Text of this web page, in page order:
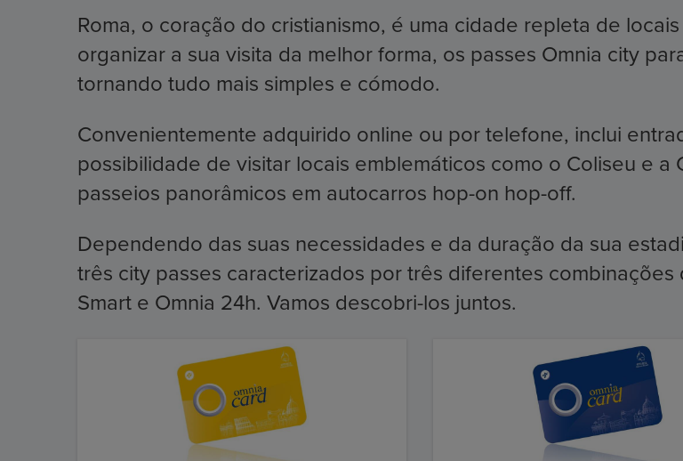
Roma, o coração do cristianismo, é uma cidade repleta de
organizar a sua visita da melhor forma, os passes Omnia city
tornando tudo mais simples e cómodo.
Convenientemente adquirido online ou por telefone, inclui
possibilidade de visitar locais emblemáticos como o Coliseu e
passeios panorâmicos em autocarros hop-on hop-off.
Dependendo das suas necessidades e da duração da sua
três city passes caracterizados por três diferentes
Smart e Omnia 24h. Vamos descobri-los juntos.